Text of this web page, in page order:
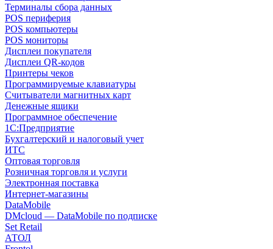
Терминалы сбора данных
POS периферия
POS компьютеры
POS мониторы
Дисплеи покупателя
Дисплеи QR-кодов
Принтеры чеков
Программируемые клавиатуры
Считыватели магнитных карт
Денежные ящики
Программное обеспечение
1С:Предприятие
Бухгалтерский и налоговый учет
ИТС
Оптовая торговля
Розничная торговля и услуги
Электронная поставка
Интернет-магазины
DataMobile
DMcloud — DataMobile по подписке
Set Retail
АТОЛ